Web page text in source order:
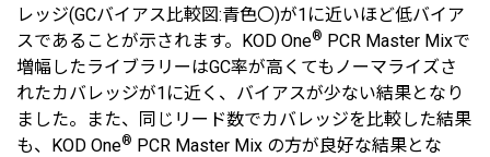
レッジ(GCバイアス比較図:青色〇)が1に近いほど低バイア
スであることが示されます。KOD One® PCR Master Mixで
増幅したライブラリーはGC率が高くてもノーマライズさ
れたカバレッジが1に近く、バイアスが少ない結果となり
ました。また、同じリード数でカバレッジを比較した結果
も、KOD One® PCR Master Mix の方が良好な結果とな